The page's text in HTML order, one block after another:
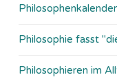
Philosophenkalender
Philosophie fasst
Philosophieren im